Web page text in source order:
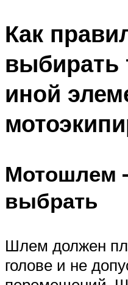
Как
выбирать
иной
Мотошлем
выбрать
Шлем должен
голове и не